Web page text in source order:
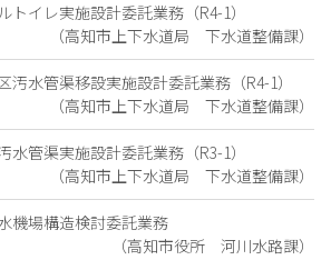
イレ実施設計委託業務（R4-1）
（高知市上下水道局 下水道整備課）
水管渠移設実施設計委託業務（R4-1）
（高知市上下水道局 下水道整備課）
管渠実施設計委託業務（R3-1）
（高知市上下水道局 下水道整備課）
場構造検討委託業務
（高知市役所 河川水路課）